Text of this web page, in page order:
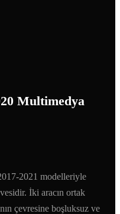
Multimedya
2021 modelleriyle
İki aracın ortak
çevresine boşluksuz ve